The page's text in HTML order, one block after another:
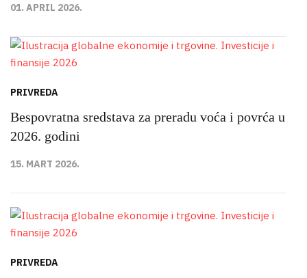
01. APRIL 2026.
PRIVREDA
Bespovratna sredstava za preradu voća i povrća u
2026. godini
15. MART 2026.
PRIVREDA